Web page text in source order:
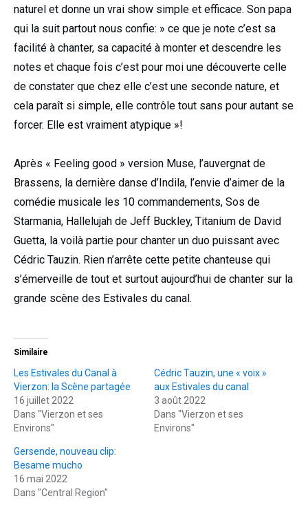
naturel et donne un vrai show simple et efficace. Son papa
qui la suit partout nous confie: » ce que je note c’est sa
facilité à chanter, sa capacité à monter et descendre les
notes et chaque fois c’est pour moi une découverte celle
de constater que chez elle c’est une seconde nature, et
cela paraît si simple, elle contrôle tout sans pour autant se
forcer. Elle est vraiment atypique »!
Après « Feeling good » version Muse, l’auvergnat de
Brassens, la dernière danse d’Indila, l’envie d’aimer de la
comédie musicale les 10 commandements, Sos de
Starmania, Hallelujah de Jeff Buckley, Titanium de David
Guetta, la voilà partie pour chanter un duo puissant avec
Cédric Tauzin. Rien n’arrête cette petite chanteuse qui
s’émerveille de tout et surtout aujourd’hui de chanter sur la
grande scène des Estivales du canal.
Similaire
Les Estivales du Canal à
Vierzon: la Scène partagée
16 juillet 2022
Dans "Vierzon et ses
Environs"
Cédric Tauzin, une « voix »
aux Estivales du canal
3 août 2022
Dans "Vierzon et ses
Environs"
Gersende, nouveau clip:
Besame mucho
16 mai 2022
Dans "Central Region"